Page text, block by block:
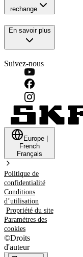
rechange
En savoir plus
Suivez-nous
Europe
French
Français
Politique de
confidentialité
Conditions
d’utilisation
Propriété du site
Paramètres des
cookies
©Droits
d'auteur